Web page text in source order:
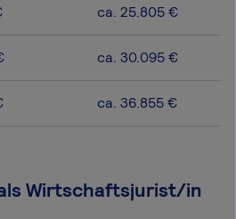
ca. 25.805 €
ca. 30.095 €
ca. 36.855 €
Wirtschaftsjurist/in